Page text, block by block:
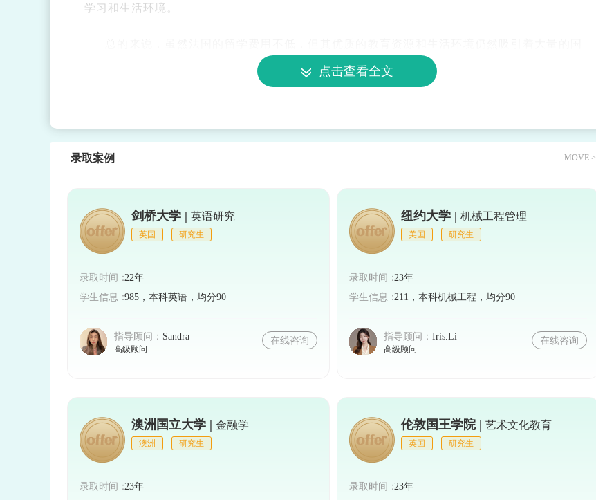
学习和生活环境。
际学生。因此，对于有意向赴法留学的学生来说，只要做好充分的准备和规划，完全可以实现自
点击查看全文
录取案例 MOVE >
剑桥大学 | 英语研究
英国 研究生
录取时间：22年
学生信息：985，本科英语，均分90
指导顾问： Sandra
高级顾问
在线咨询
纽约大学 | 机械工程管理
美国 研究生
录取时间：23年
学生信息：211，本科机械工程，均分90
指导顾问： Iris.Li
高级顾问
在线咨询
澳洲国立大学 | 金融学
澳洲 研究生
录取时间：23年
伦敦国王学院 | 艺术文化教育
英国 研究生
录取时间：23年